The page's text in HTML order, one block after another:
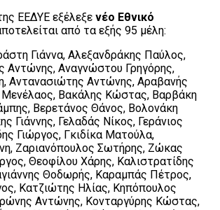
ΕΕΔΥΕ εξέλεξε νέο Εθνικό
από τα εξής 95 μέλη:
Γιάννα, Αλεξανδράκης Παύλος,
Αντώνης, Αναγνώστου Γρηγόρης,
Αντανασιώτης Αντώνης, Αραβανής
Βακάλης Κώστας, Βαρβάκη
Βερετάνος Θάνος, Βολονάκη
Γιάννης, Γελαδάς Νίκος, Γεράνιος
Γιώργος, Γκιδίκα Ματούλα,
Ζαριανόπουλος Σωτήρης, Ζώκας
Θεοφίλου Χάρης, Καλιστρατίδης
Θοδωρής, Καραμπάς Πέτρος,
Κατζιώτης Ηλίας, Κηπόπουλος
Αντώνης, Κονταργύρης Κώστας,